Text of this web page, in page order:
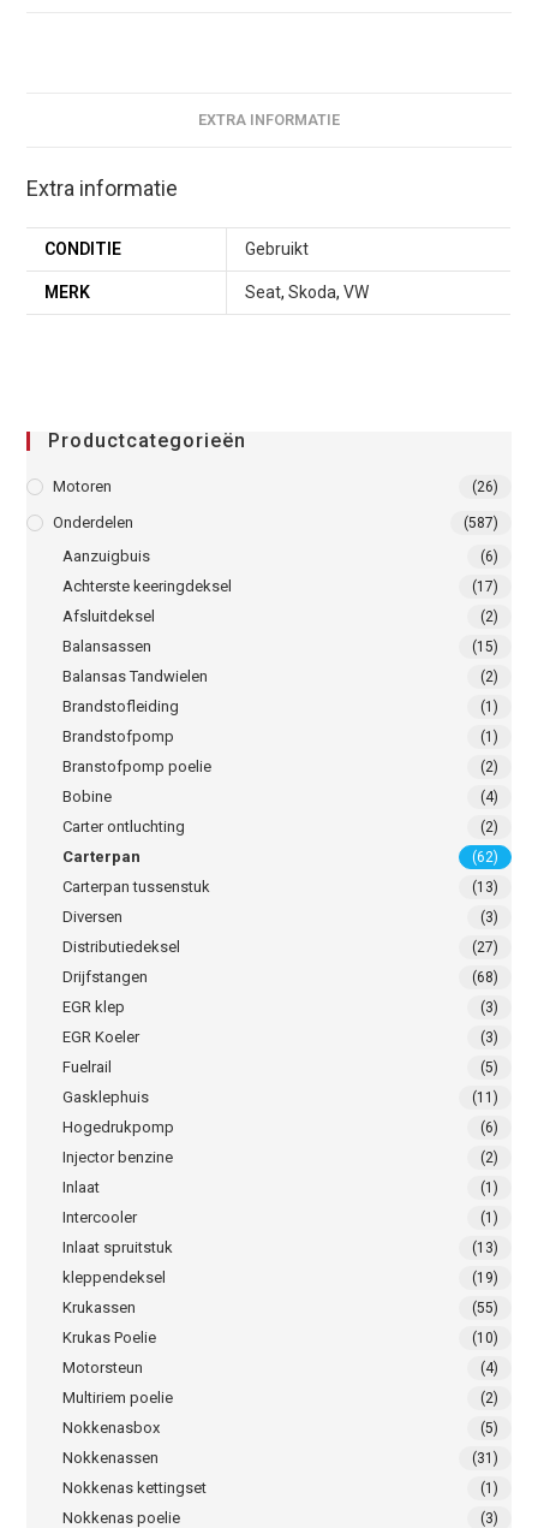
EXTRA INFORMATIE
Extra informatie
CONDITIE Gebruikt
MERK Seat,Skoda,VW
Productcategorieën
Motoren (26)
Onderdelen (587)
Aanzuigbuis (6)
Achterste keeringdeksel (17)
Afsluitdeksel (2)
Balansassen (15)
Balansas Tandwielen (2)
Brandstofleiding (1)
Brandstofpomp (1)
Branstofpomp poelie (2)
Bobine (4)
Carter ontluchting (2)
Carterpan (62)
Carterpan tussenstuk (13)
Diversen (3)
Distributiedeksel (27)
Drijfstangen (68)
EGR klep (3)
EGR Koeler (3)
Fuelrail (5)
Gasklephuis (11)
Hogedrukpomp (6)
Injector benzine (2)
Inlaat (1)
Intercooler (1)
Inlaat spruitstuk (13)
kleppendeksel (19)
Krukassen (55)
Krukas Poelie (10)
Motorsteun (4)
Multiriem poelie (2)
Nokkenasbox (5)
Nokkenassen (31)
Nokkenas kettingset (1)
Nokkenas poelie (3)